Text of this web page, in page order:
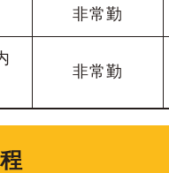
非常勤
非常勤